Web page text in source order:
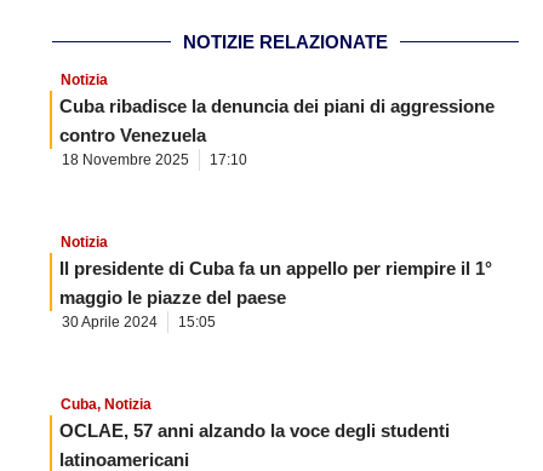
NOTIZIE RELAZIONATE
Notizia
Cuba ribadisce la denuncia dei piani di aggressione
contro Venezuela
18 Novembre 2025 17:10
Notizia
Il presidente di Cuba fa un appello per riempire il 1°
maggio le piazze del paese
30 Aprile 2024 15:05
Cuba, Notizia
OCLAE, 57 anni alzando la voce degli studenti
latinoamericani